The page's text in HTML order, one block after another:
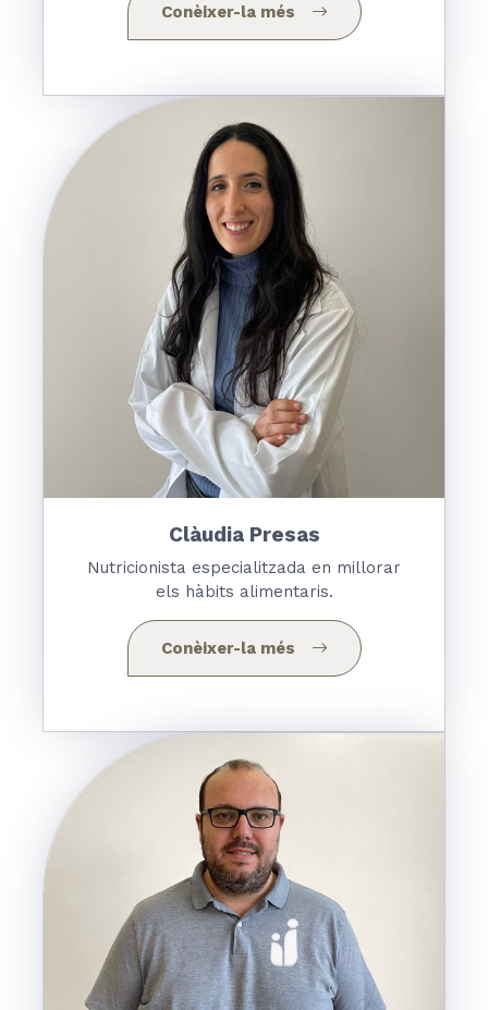
Conèixer-la més
Clàudia Presas
Nutricionista especialitzada en millorar
els hàbits alimentaris.
Conèixer-la més